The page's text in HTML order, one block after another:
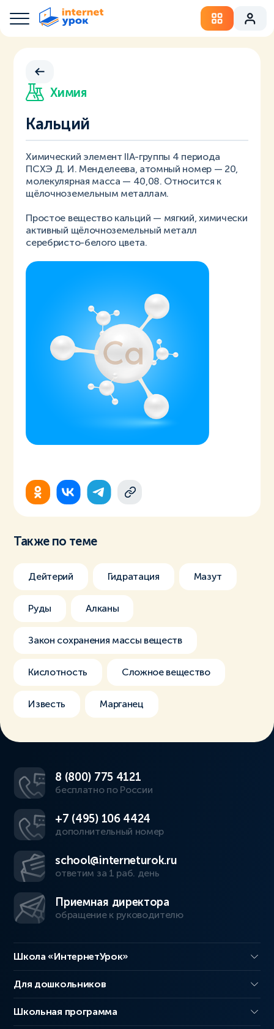
Химия
Кальций
Химический элемент IIA-группы 4 периода
ПСХЭ Д. И. Менделеева, атомный номер — 20,
молекулярная масса — 40,08. Относится к
щёлочноземельным металлам.
Простое вещество кальций — мягкий, химически
активный щёлочноземельный металл
серебристо-белого цвета.
Также по теме
Дейтерий Гидратация Мазут
Руды Алканы
Закон сохранения массы веществ
Кислотность Сложное вещество
Известь Марганец
8 (800) 775 4121
бесплатно по России
+7 (495) 106 4424
дополнительный номер
school@interneturok.ru
ответим за 1 раб. день
Приемная директора
обращение к руководителю
Школа «ИнтернетУрок»
Для дошкольников
Школьная программа